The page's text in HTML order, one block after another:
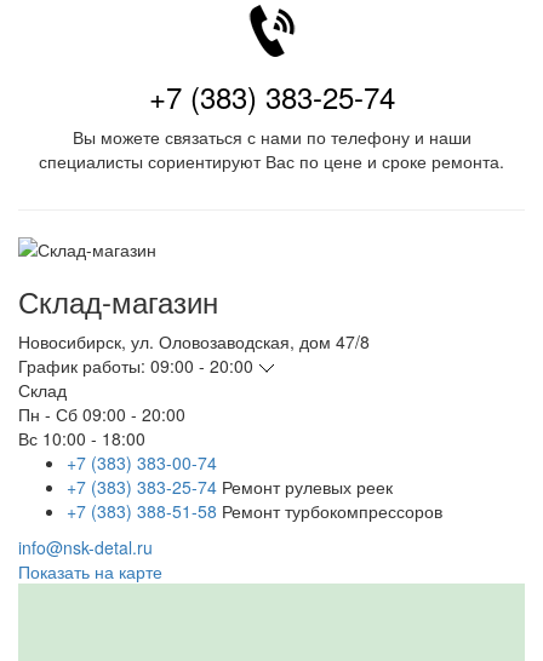
+7 (383) 383-25-74
Вы можете связаться с нами по телефону и наши
специалисты сориентируют Вас по цене и сроке ремонта.
Склад-магазин
Новосибирск, ул. Оловозаводская, дом 47/8
График работы: 09:00 - 20:00
Склад
Пн - Сб 09:00 - 20:00
Вс 10:00 - 18:00
+7 (383) 383-00-74
+7 (383) 383-25-74 Ремонт рулевых реек
+7 (383) 388-51-58 Ремонт турбокомпрессоров
info@nsk-detal.ru
Показать на карте